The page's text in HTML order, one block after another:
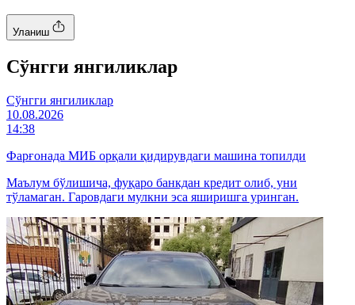
Уланиш
Cўнгги янгиликлар
Cўнгги янгиликлар
10.08.2026
14:38
Фарғонада МИБ орқали қидирувдаги машина топилди
Маълум бўлишича, фуқаро банкдан кредит олиб, уни
тўламаган. Гаровдаги мулкни эса яширишга уринган.